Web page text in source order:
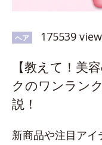
ヘア 175539 view
【教えて！美
クのワンラン
説！
新商品や注目アイ